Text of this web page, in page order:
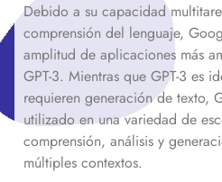
Debido a su capacidad
comprensión del lenguaje,
amplitud de aplicaciones más
GPT-3. Mientras que GPT-3 es
requieren generación de texto,
utilizado en una variedad de
comprensión, análisis y
múltiples contextos.